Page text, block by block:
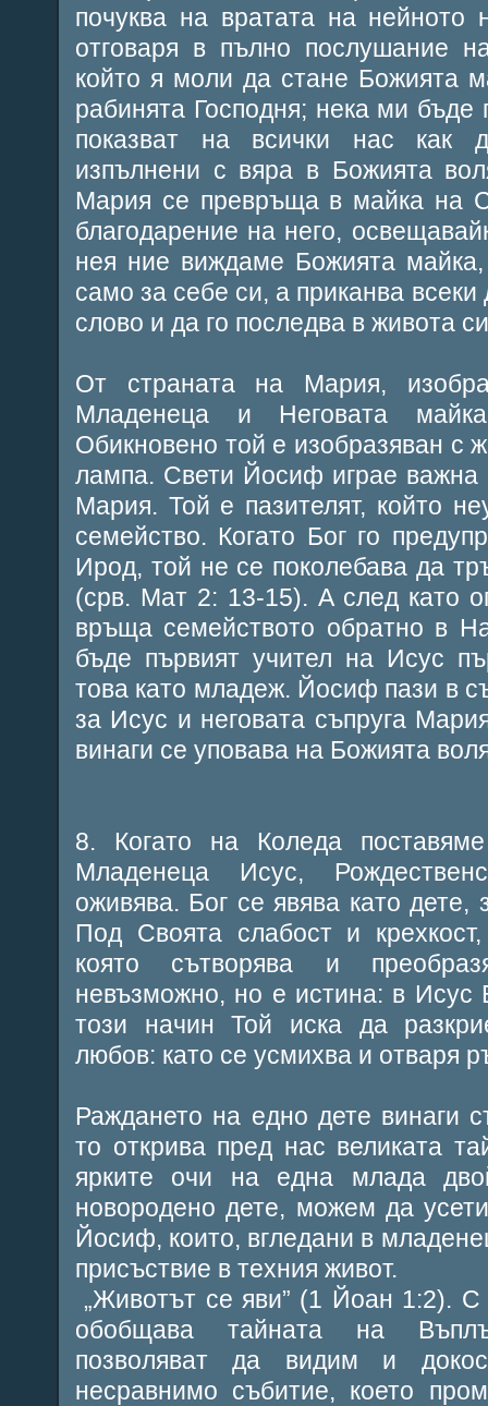
почуква на вратата на нейното
отговаря в пълно послушание
който я моли да стане Божията
рабинята Господня; нека ми бъде
показват на всички нас как
изпълнени с вяра в Божията
Мария се превръща в майка на
благодарение на него,
нея ние виждаме Божията
само за себе си, а приканва
слово и да го последва в живота
От страната на Мария,
Младенеца и Неговата
Обикновено той е изобразяван с
лампа. Свети Йосиф играе
Мария. Той е пазителят, който
семейство. Когато Бог го
Ирод, той не се поколебава да
(срв. Мат 2: 13-15). А след като
връща семейството обратно в
бъде първият учител на Исус
това като младеж. Йосиф пази в
за Исус и неговата съпруга
винаги се уповава на Божията
8. Когато на Коледа
Младенеца Исус,
оживява. Бог се явява като
Под Своята слабост и
която сътворява и
невъзможно, но е истина: в
този начин Той иска да
любов: като се усмихва и отваря
Раждането на едно дете винаги
то открива пред нас великата
ярките очи на една млада
новородено дете, можем да
Йосиф, които, вгледани в
присъствие в техния живот.
„Животът се яви” (1 Йоан 1:2).
обобщава тайната на
позволяват да видим и
несравнимо събитие, което